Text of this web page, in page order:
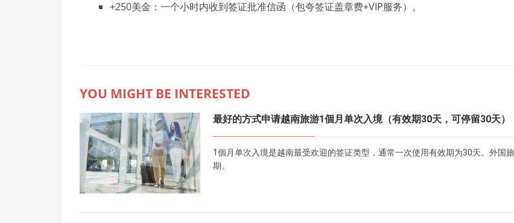
+250美金：一个小时内收到签证批准信函（包夸签证盖章费+VIP服务）。
YOU MIGHT BE INTERESTED
最好的方式申请越南旅游1個月单次入境（有效期30天，可停留30天）
1個月单次入境是越南最受欢迎的签证类型，通常一次使用有效期为30天。外国
期。